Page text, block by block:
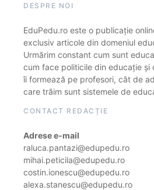
DESPRE NOI
EduPedu.ro este o publicație
exclusiv articole din domeniul
Urmărim constant cum sunt
cum face politicile din educație și
îi formează pe profesori, cât de
care trăim sunt sistemele de
CONTACT REDACȚIE
Adrese e-mail
raluca.pantazi@edupedu.ro
mihai.peticila@edupedu.ro
costin.ionescu@edupedu.ro
alexa.stanescu@edupedu.ro